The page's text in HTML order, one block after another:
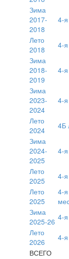
Зима
2017-
2018
4-
Лето
2018
4-
Зима
2018-
2019
4-
Зима
2023-
2024
4-
Лето
2024
4Б
Зима
2024-
2025
4-
Лето
2025
4-
Лето
2025
4-
Зима
2025-26 4-
Лето
2026
4-
ВСЕГО